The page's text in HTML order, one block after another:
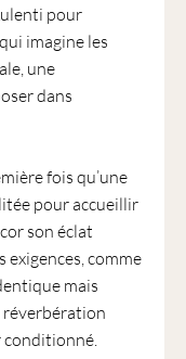
pour
imagine les
une
dans
fois qu’une
pour accueillir
son éclat
exigences, comme
mais
réverbération
conditionné.